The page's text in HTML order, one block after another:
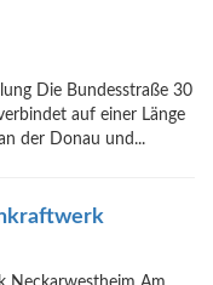
Die Bundesstraße 30
auf einer Länge
der Donau und...